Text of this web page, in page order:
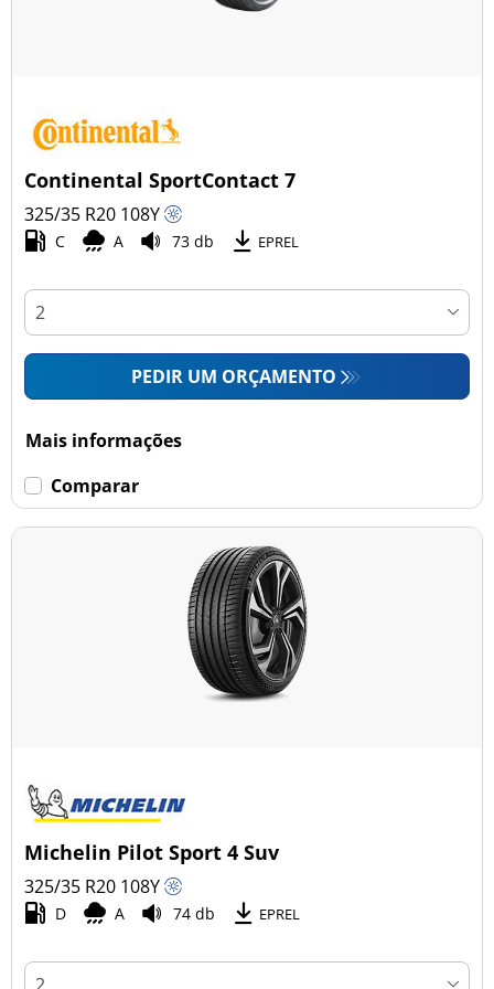
Continental SportContact 7
325/35 R20 108Y
C A 73 db EPREL
PEDIR UM ORÇAMENTO
Mais informações
Comparar
Michelin Pilot Sport 4 Suv
325/35 R20 108Y
D A 74 db EPREL